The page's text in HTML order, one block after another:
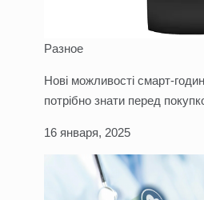
Разное
Нові можливості смарт-
потрібно знати перед
16 января, 2025